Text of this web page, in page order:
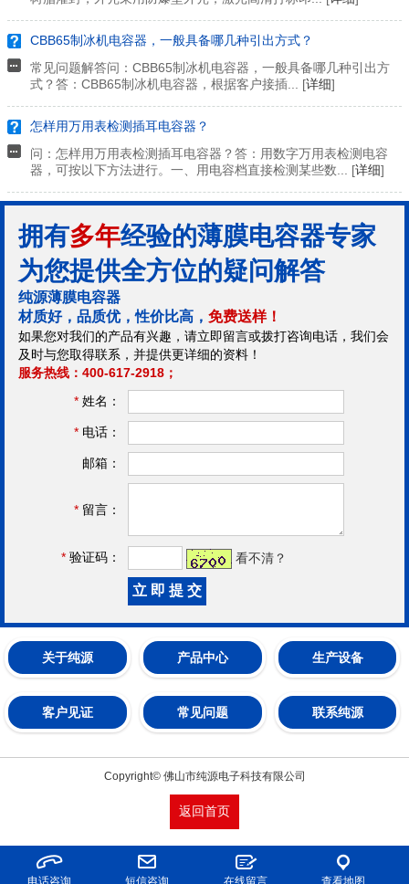
CBB65制冰机电容器，一般具备哪几种引出方式？
常见问题解答问：CBB65制冰机电容器，一般具备哪几种引出方
式？答：CBB65制冰机电容器，根据客户接插... [详细]
怎样用万用表检测插耳电容器？
问：怎样用万用表检测插耳电容器？答：用数字万用表检测电容
器，可按以下方法进行。一、用电容档直接检测某些数... [详细]
拥有多年经验的薄膜电容器专家
为您提供全方位的疑问解答
纯源薄膜电容器
材质好，品质优，性价比高， 免费送样！
如果您对我们的产品有兴趣，请立即留言或拨打咨询电话，我们会
及时与您取得联系，并提供更详细的资料！
服务热线：400-617-2918；
* 姓名：
* 电话：
邮箱：
* 留言：
* 验证码： 看不清？
关于纯源 产品中心 生产设备
客户见证 常见问题 联系纯源
Copyright© 佛山市纯源电子科技有限公司
返回首页
电话咨询 短信咨询 在线留言 查看地图